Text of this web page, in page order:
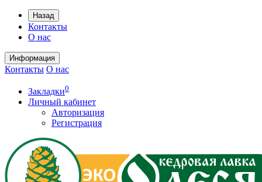
Назад
Контакты
О нас
Информация
Контакты О нас
Закладки0
Личный кабинет
Авторизация
Регистрация